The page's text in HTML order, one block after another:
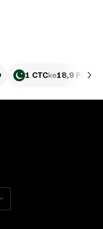
1 CTCke18,9 PKR